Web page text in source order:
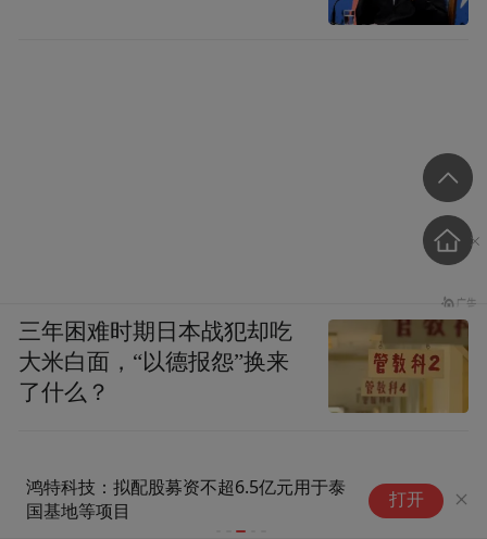
鸿特科技：拟配股募资不超6.5亿元用于泰
国基地等项目
打开
三年困难时期日本战犯却吃
大米白面，“以德报怨”换来
了什么？